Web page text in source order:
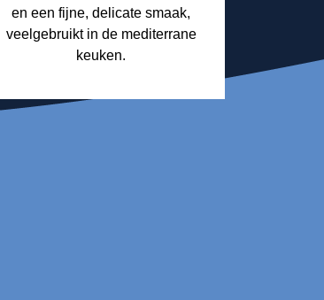
en een fijne, delicate smaak,
veelgebruikt in de mediterrane
keuken.